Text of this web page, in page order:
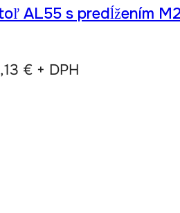
AL55 s predĺžením
€ + DPH